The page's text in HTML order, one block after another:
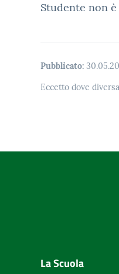
Studente non
Pubblicato:
Eccetto dove
La Scuola